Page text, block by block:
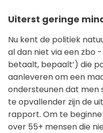
Uiterst geringe
Nu kent de politiek
al dan niet via een zbo
betaalt, bepaalt’) die
aanleveren om een
ondersteunen dat men
te opvallender zijn de
rapport. Om te
over 55+ mensen die